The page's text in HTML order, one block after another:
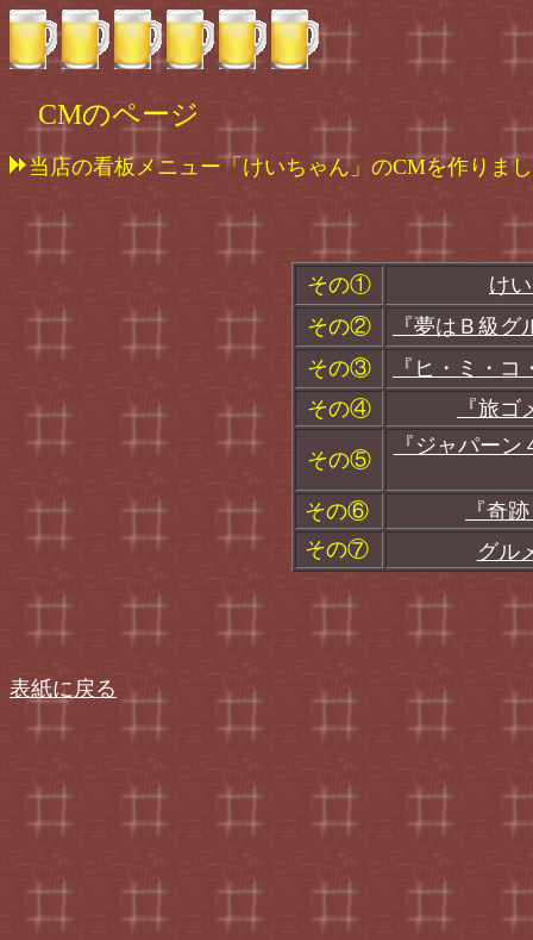
CMのページ
当店の看板メニュー「けいちゃん」のCMを作りま
その①
け
その②
『夢はＢ級
その③
『ヒ・ミ・
その④
『旅
その⑤
『ジャパー
その⑥
『奇
その⑦
グル
表紙に戻る